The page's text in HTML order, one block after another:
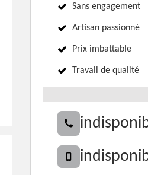
Sans engagement
Artisan passionné
Prix imbattable
Travail de qualité